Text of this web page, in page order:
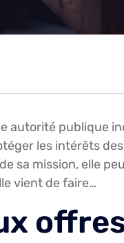
autorité publique
les intérêts
sa mission, elle
vient de faire…
offres